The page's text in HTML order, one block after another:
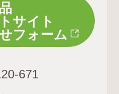
サイト
フォーム
671